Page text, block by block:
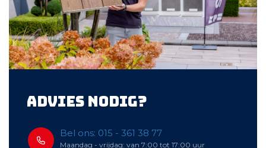
Advies nodig?
Bel ons: 015 - 361 38 77
Maandag - vrijdag: van 7:00 tot 17:00 uur